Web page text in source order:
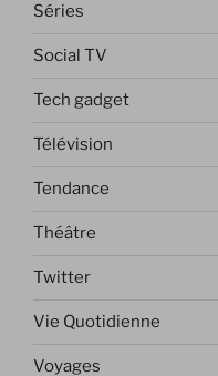
Séries
Social TV
Tech gadget
Télévision
Tendance
Théâtre
Twitter
Vie Quotidienne
Voyages